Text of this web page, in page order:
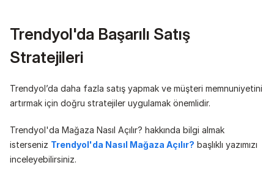
Trendyol'da Başarılı Satış
Stratejileri
Trendyol’da daha fazla satış yapmak ve müşteri memnuniyetini
artırmak için doğru stratejiler uygulamak önemlidir.
Trendyol'da Mağaza Nasıl Açılır? hakkında bilgi almak
isterseniz Trendyol'da Nasıl Mağaza Açılır? başlıklı yazımızı
inceleyebilirsiniz.